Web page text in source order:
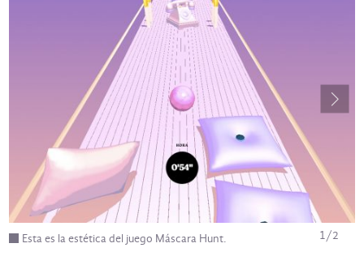
Esta es la estética del juego Máscara Hunt. 1/2